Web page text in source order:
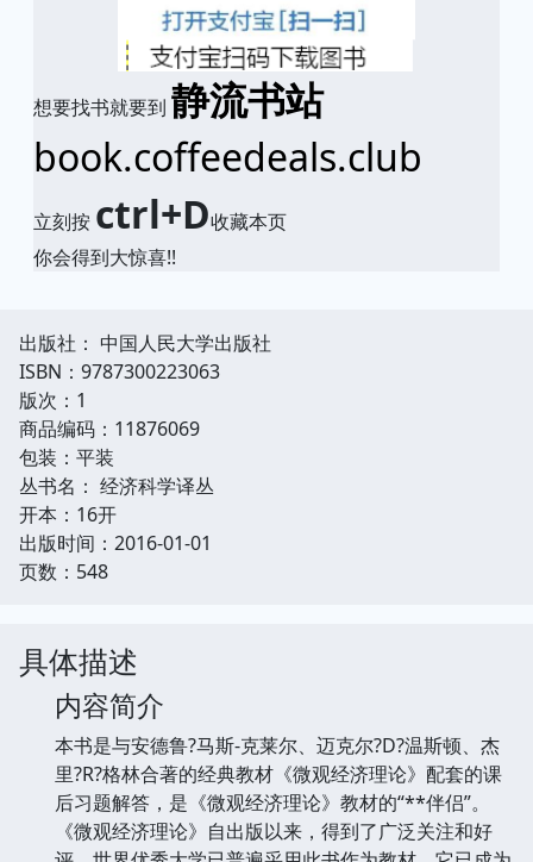
想要找书就要到 静流书站
book.coffeedeals.club
立刻按 ctrl+D收藏本页
你会得到大惊喜!!
出版社： 中国人民大学出版社
ISBN：9787300223063
版次：1
商品编码：11876069
包装：平装
丛书名： 经济科学译丛
开本：16开
出版时间：2016-01-01
页数：548
具体描述
内容简介
本书是与安德鲁?马斯-克莱尔、迈克尔?D?温斯顿、杰
里?R?格林合著的经典教材《微观经济理论》配套的课
后习题解答，是《微观经济理论》教材的“**伴侣”。
《微观经济理论》自出版以来，得到了广泛关注和好